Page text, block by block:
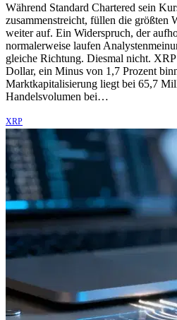
Während Standard Chartered sein
zusammenstreicht, füllen die größten
weiter auf. Ein Widerspruch, der
normalerweise laufen
gleiche Richtung. Diesmal nicht.
Dollar, ein Minus von 1,7 Prozent
Marktkapitalisierung liegt bei 65,7
Handelsvolumen bei…
XRP